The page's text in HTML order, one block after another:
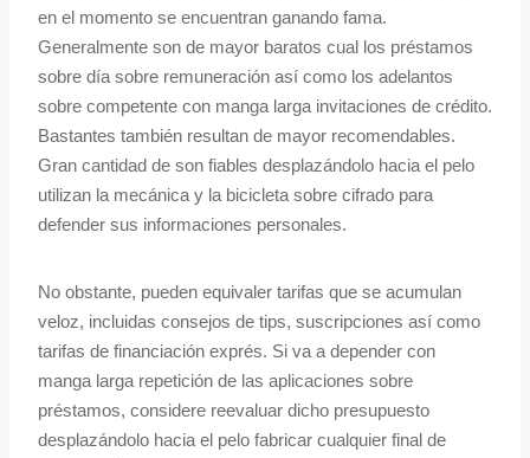
en el momento se encuentran ganando fama.
Generalmente son de mayor baratos cual los préstamos
sobre día sobre remuneración así­ como los adelantos
sobre competente con manga larga invitaciones de crédito.
Bastantes también resultan de mayor recomendables.
Gran cantidad de son fiables desplazándolo hacia el pelo
utilizan la mecánica y la bicicleta sobre cifrado para
defender sus informaciones personales.
No obstante, pueden equivaler tarifas que se acumulan
veloz, incluidas consejos de tips, suscripciones así­ como
tarifas de financiación exprés. Si va a depender con
manga larga repetición de las aplicaciones sobre
préstamos, considere reevaluar dicho presupuesto
desplazándolo hacia el pelo fabricar cualquier final de